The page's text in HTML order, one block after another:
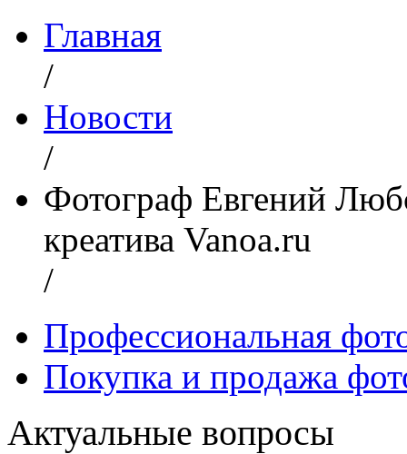
Главная
/
Новости
/
Фотограф Евгений
креатива Vanoa.ru
/
Профессиональная
Покупка и продажа
Актуальные вопросы